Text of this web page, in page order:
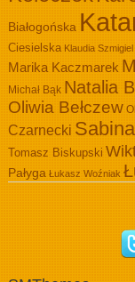
Białogońska
Ciesielska Klaudia Szmigiel
Marika Kaczmarek
Michał Bąk Natalia
Oliwia Bełczew
Czarnecki
Tomasz Biskupski
Pałyga Łukasz Woźniak